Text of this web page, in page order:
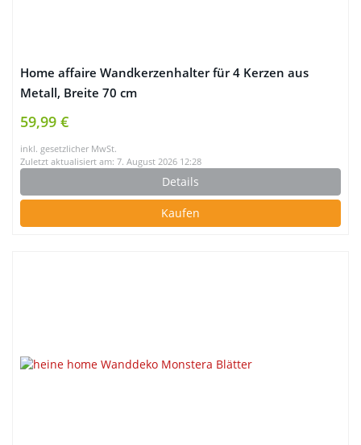
Home affaire Wandkerzenhalter für 4 Kerzen aus
Metall, Breite 70 cm
59,99 €
inkl. gesetzlicher MwSt.
Zuletzt aktualisiert am: 7. August 2026 12:28
Details
Kaufen